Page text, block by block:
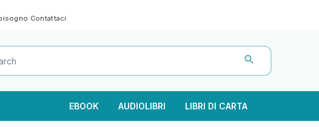
Contattaci
EBOOK AUDIOLIBRI LIBRI DI CARTA